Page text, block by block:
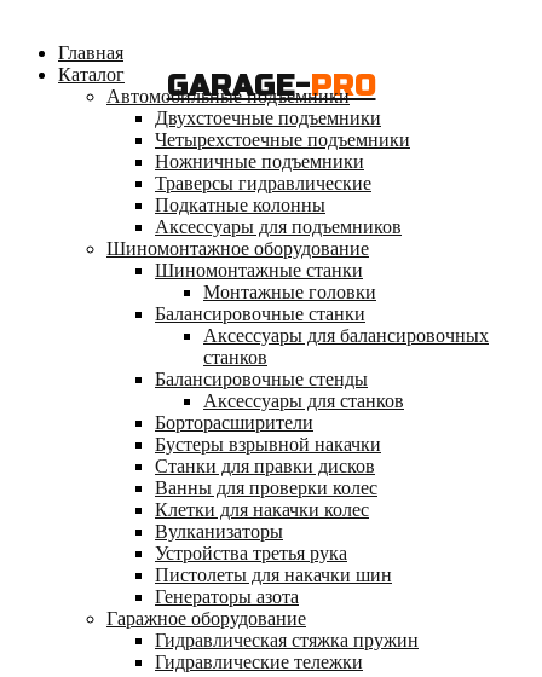
GARAGE-PRO
Главная
Каталог
Автомобильные подъемники
Двухстоечные подъемники
Четырехстоечные подъемники
Ножничные подъемники
Траверсы гидравлические
Подкатные колонны
Аксессуары для подъемников
Шиномонтажное оборудование
Шиномонтажные станки
Монтажные головки
Балансировочные станки
Аксессуары для балансировочных
станков
Балансировочные стенды
Аксессуары для станков
Борторасширители
Бустеры взрывной накачки
Станки для правки дисков
Ванны для проверки колес
Клетки для накачки колес
Вулканизаторы
Устройства третья рука
Пистолеты для накачки шин
Генераторы азота
Гаражное оборудование
Гидравлическая стяжка пружин
Гидравлические тележки